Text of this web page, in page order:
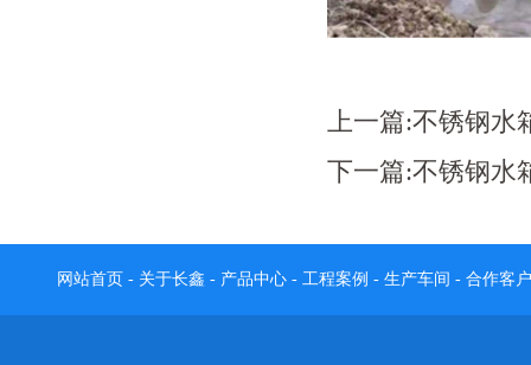
上一篇:不锈钢水
下一篇:不锈钢水
网站首页 - 关于长鑫 - 产品中心 - 工程案例 - 生产车间 - 合作客户